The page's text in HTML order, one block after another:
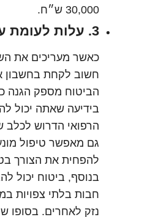
כאשר מעריכים את השווי של
חשוב לקחת בחשבון את
הביטוח מספק הגנה כלכלית
בידיעה שאתה יכול להרשות
הרפואי הדרוש לכלב שלך,
גם מאפשר טיפול מונע יזום,
להפחית את הצורך בטיפולים
בנוסף, ביטוח יכול להגן
חבות בלתי צפויות במקרה
נזק לאחרים. בסופו של דבר,